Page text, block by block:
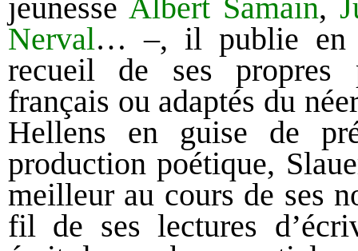
jeunesse Albert Samain,
Nerval… –, il publie
recueil de ses propres
français ou adaptés du
Hellens en guise de
production poétique,
meilleur au cours de ses
fil de ses lectures